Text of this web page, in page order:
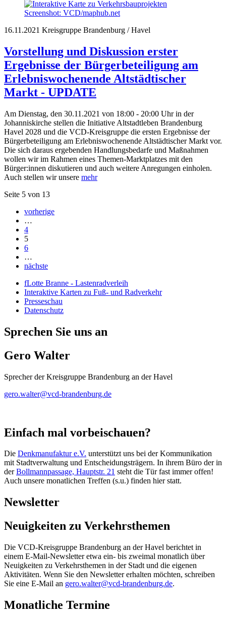
Screenshot: VCD/maphub.net
16.11.2021 Kreisgruppe Brandenburg / Havel
Vorstellung und Diskussion erster
Ergebnisse der Bürgerbeteiligung am
Erlebniswochenende Altstädtischer
Markt - UPDATE
Am Dienstag, den 30.11.2021 von 18:00 - 20:00 Uhr in der
Johanniskirche stellen die Initiative Altstadtleben Brandenburg
Havel 2028 und die VCD-Kreisgruppe die ersten Ergebnisse der
Bürgerbeteiligung am Erlebniswochenende Altstädtischer Markt vor.
Die sich daraus ergebenden Handlungsbedarfe und Maßnahmen
wollen wir im Rahmen eines Themen-Marktplatzes mit den
Bürger:innen diskutieren und auch weitere Anregungen einholen.
Auch stellen wir unsere mehr
Seite 5 von 13
vorherige
…
4
5
6
…
nächste
fLotte Branne - Lastenradverleih
Interaktive Karten zu Fuß- und Radverkehr
Presseschau
Datenschutz
Sprechen Sie uns an
Gero Walter
Sprecher der Kreisgruppe Brandenburg an der Havel
gero.walter@vcd-brandenburg.de
Einfach mal vorbeischauen?
Die Denkmanufaktur e.V. unterstützt uns bei der Kommunikation
mit Stadtverwaltung und Entscheidungsträgern. In ihrem Büro der in
derBollmannpassage, Hauptstr. 21 steht die Tür fast immer offen!
Auch unsere monatlichen Treffen (s.u.) finden hier statt.
Newsletter
Neuigkeiten zu Verkehrsthemen
Die VCD-Kreisgruppe Brandenburg an der Havel berichtet in
einem E-Mail-Newsletter etwa ein- bis zweimal monatlich über
Neuigkeiten zu Verkehrsthemen in der Stadt und die eigenen
Aktivitäten. Wenn Sie den Newsletter erhalten möchten, schreiben
Sie eine E-Mail an gero.walter@vcd-brandenburg.de.
Monatliche Termine